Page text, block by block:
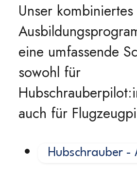
Unser kombiniertes
eine umfassende
sowohl für
auch für
Hubschrauber -